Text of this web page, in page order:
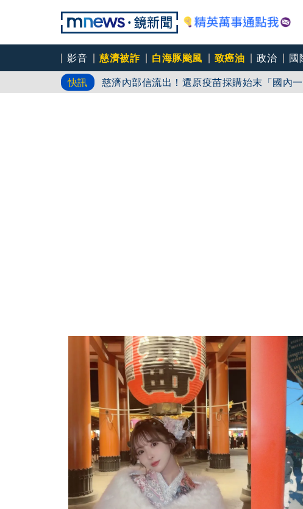
影音 慈濟被詐 白海豚颱風 致癌油 政治 國
快訊
「廣川漾」第三次說明會 解約戶爆：建商
慈濟內部信流出！還原疫苗採購始末「國內